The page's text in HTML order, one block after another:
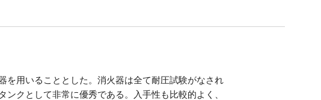
を用いることとした。消火器は全て耐圧試験がなされ
クとして非常に優秀である。入手性も比較的よく、